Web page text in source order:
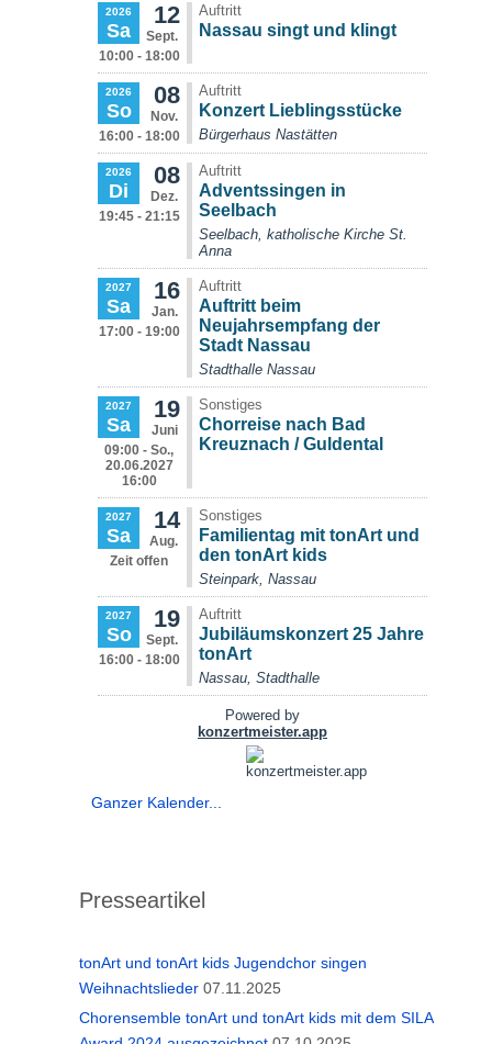
Ganzer Kalender...
Presseartikel
tonArt und tonArt kids Jugendchor singen
Weihnachtslieder 07.11.2025
Chorensemble tonArt und tonArt kids mit dem SILA